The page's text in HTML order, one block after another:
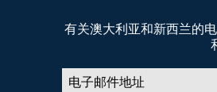
有关澳大利亚和新西兰的